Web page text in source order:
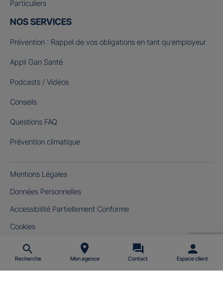
Recherche Mon agence Contact Espace client
Particuliers
NOS SERVICES
Prévention : Rappel de vos obligations en tant qu’employeur
Appli Gan Santé
Podcasts / Vidéos
Conseils
Questions FAQ
Prévention climatique
Mentions Légales
Données Personnelles
Accessibilité Partiellement Conforme
Cookies
Gérer mes cookies